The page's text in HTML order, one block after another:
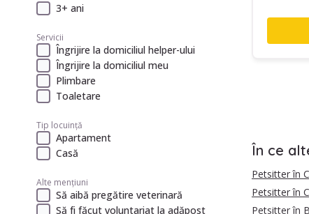
3+ ani
Servicii
Îngrijire la domiciliul helper-ului
Îngrijire la domiciliul meu
Plimbare
Toaletare
Tip locuință
Apartament
Casă
Alte mențiuni
Să aibă pregătire veterinară
Să fi făcut voluntariat la adăpost
În ce
Petsitter în
Petsitter în
Petsitter în